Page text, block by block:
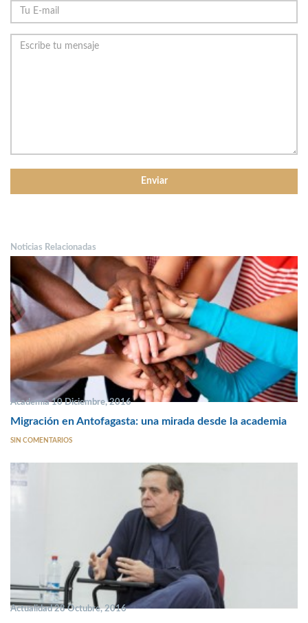
Noticias Relacionadas
Academia 10 Diciembre, 2016
Migración en Antofagasta: una mirada desde la academia
SIN COMENTARIOS
Actualidad 28 Octubre, 2016